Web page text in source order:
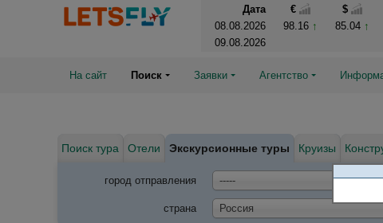
Дата €
$
08.08.2026
98.16
85.04
09.08.2026
На сайт Поиск Заявки Агентство
Поиск тура Отели Экскурсионные туры Круизы
город отправления -----
страна Россия